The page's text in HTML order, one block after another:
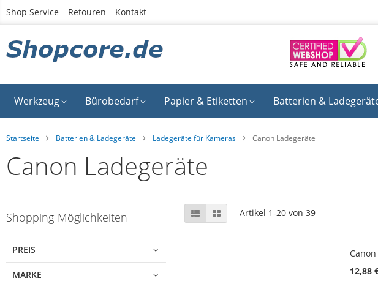
Zum
Shop Service Retouren Kontakt
Werkzeug Bürobedarf Papier & Etiketten Batterien &
Startseite Batterien & Ladegeräte Ladegeräte für Kameras Canon Ladegeräte
Canon Ladegeräte
to
list
Shopping-Möglichkeiten
PREIS
MARKE
Anzeigen
als
ListeListe Artikel 1-20von 39
12,88